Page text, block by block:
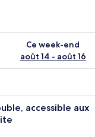
12
Ce week-end
août 14 - août 16
la disponibilité pour
réduite | Wi-Fi gratuit,
Un lit simple avec du
accessible aux